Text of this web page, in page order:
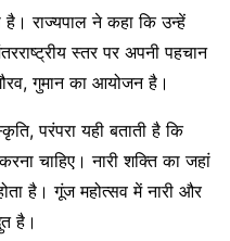
है। राज्यपाल ने कहा कि उन्हें
स्तर पर अपनी पहचान
गुमान का आयोजन है।
परंपरा यही बताती है कि
चाहिए। नारी शक्ति का जहां
है। गूंज महोत्सव में नारी और
है।